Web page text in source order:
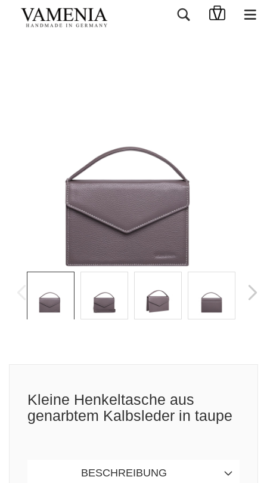
Kleine Henkeltasche aus
genarbtem Kalbsleder in taupe
BESCHREIBUNG